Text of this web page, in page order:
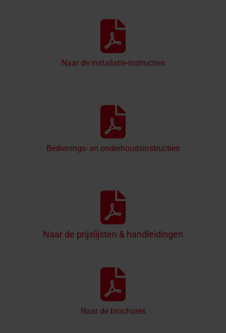
Naar de installatie-instructies
Bedienings- en onderhoudsinstructies
Naar de prijslijsten & handleidingen
Naar de brochures